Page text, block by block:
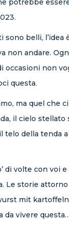
potrebbe
belli, l’idea
non andare.
occasioni non
questa.
ma quel che
il cielo stellato
telo della tenda
di volte con voi
Le storie
mit
da vivere